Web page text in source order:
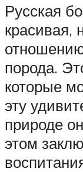
Русская
красивая,
порода.
которые
эту
природе
этом